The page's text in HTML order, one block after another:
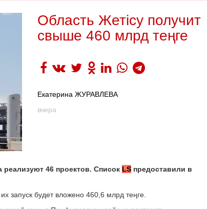
Область Жетісу получит
свыше 460 млрд теңге
Екатерина ЖУРАВЛЕВА
вчера
46 проектов. Список LS предоставили в
запуск будет вложено 460,6 млрд теңге.